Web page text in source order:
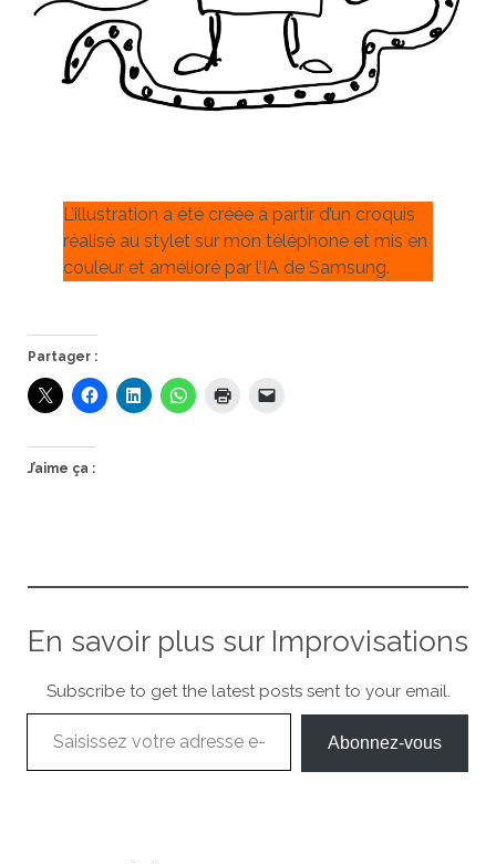
L’illustration a été créée à partir d’un croquis
réalisé au stylet sur mon téléphone et mis en
couleur et amélioré par l’IA de Samsung.
Partager :
J’aime ça :
En savoir plus sur Improvisations
Subscribe to get the latest posts sent to your email.
Saisissez votre adresse e-mail…
Abonnez-vous